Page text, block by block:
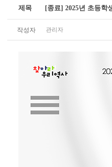
제목 [종료] 2025년 초등학
작성자 관리자